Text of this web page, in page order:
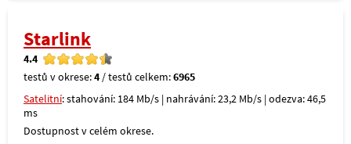
Starlink
4.4
testů v okrese:4 / testů celkem:6965
Satelitní: stahování: 184 Mb/s | nahrávání: 23,2 Mb/s | odezva: 46,5
ms
Dostupnost v celém okrese.